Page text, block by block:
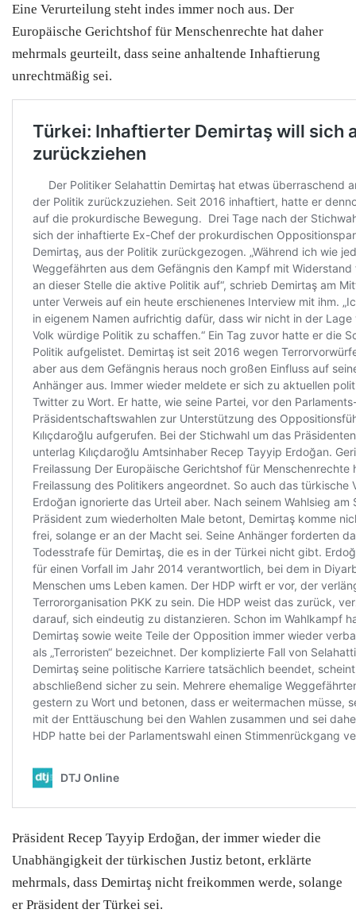
Eine Verurteilung steht indes immer noch aus. Der
Europäische Gerichtshof für Menschenrechte hat daher
mehrmals geurteilt, dass seine anhaltende Inhaftierung
unrechtmäßig sei.
Präsident Recep Tayyip Erdoğan, der immer wieder die
Unabhängigkeit der türkischen Justiz betont, erklärte
mehrmals, dass Demirtaş nicht freikommen werde, solange
er Präsident der Türkei sei.